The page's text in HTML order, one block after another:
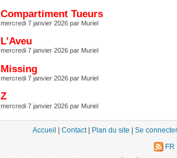
Compartiment Tueurs
mercredi 7 janvier 2026 par Muriel
L’Aveu
mercredi 7 janvier 2026 par Muriel
Missing
mercredi 7 janvier 2026 par Muriel
Z
mercredi 7 janvier 2026 par Muriel
Accueil|Contact|Plan du site|Se connecter
FR